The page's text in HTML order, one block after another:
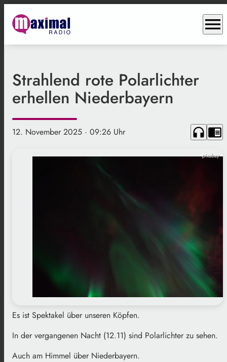
menu
Strahlend rote Polarlichter
erhellen Niederbayern
12. November 2025 · 09:26 Uhr headphones chrome_reader_mode
pixabay
Es ist Spektakel über unseren Köpfen.
In der vergangenen Nacht (12.11) sind Polarlichter zu sehen.
Auch am Himmel über Niederbayern.